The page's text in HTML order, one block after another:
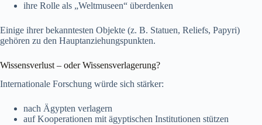
ihre Rolle als „Weltmuseen“ überdenken
Einige ihrer bekanntesten Objekte (z. B. Statuen, Reliefs, Papyri)
gehören zu den Hauptanziehungspunkten.
Wissensverlust – oder Wissensverlagerung?
Internationale Forschung würde sich stärker:
nach Ägypten verlagern
auf Kooperationen mit ägyptischen Institutionen stützen